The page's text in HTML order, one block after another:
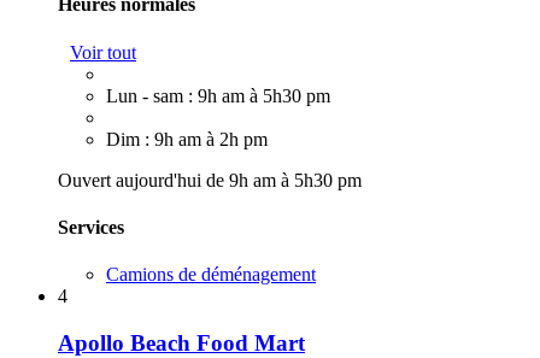
Heures normales
Voir tout
Lun - sam : 9h am à 5h30 pm
Dim : 9h am à 2h pm
Ouvert aujourd'hui de 9h am à 5h30 pm
Services
Camions de déménagement
4
Apollo Beach Food Mart